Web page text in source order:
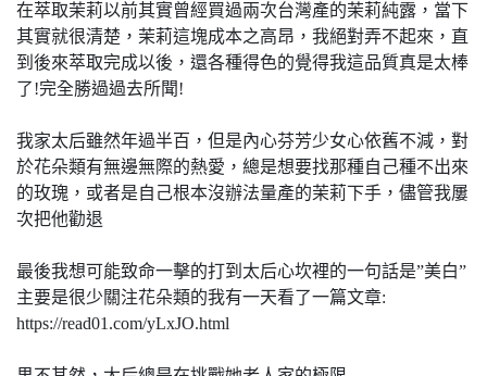
在萃取茉莉以前其實曾經買過兩次台灣產的茉莉純露，當下
其實就很清楚，茉莉這塊成本之高昂，我絕對弄不起來，直
到後來萃取完成以後，還各種得色的覺得我這品質真是太棒
了!完全勝過過去所聞!
我家太后雖然年過半百，但是內心芬芳少女心依舊不減，對
於花朵類有無邊無際的熱愛，總是想要找那種自己種不出來
的玫瑰，或者是自己根本沒辦法量產的茉莉下手，儘管我屢
次把他勸退
最後我想可能致命一擊的打到太后心坎裡的一句話是”美白”
主要是很少關注花朵類的我有一天看了一篇文章:
https://read01.com/yLxJO.html